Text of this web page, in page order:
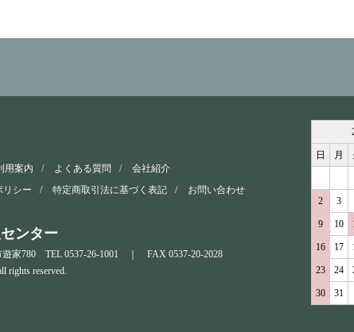
用案内 よくある質問
会社紹介
リシー 特定商取引法に基づく表記 お問い合わせ
ンター
遊家780 TEL 0537-26-1001 ｜ FAX 0537-20-2028
reserved.
日 月
2 3
9 10
16 17
23 24
30 31